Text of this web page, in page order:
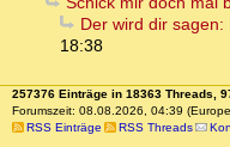
Der wird dir
18:38
257376 Einträge in 18363 Threads,
Forumszeit: 08.08.2026, 04:39
RSS Einträge
RSS Threads